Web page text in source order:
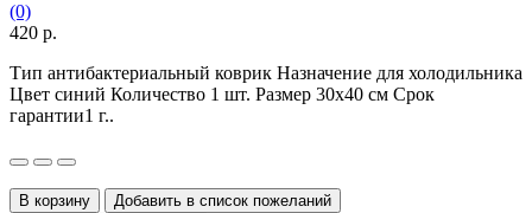
(0)
420 р.
Тип антибактериальный коврик Назначение для холодильника
Цвет синий Количество 1 шт. Размер 30х40 см Срок
гарантии1 г..
В корзину
Добавить в список пожеланий